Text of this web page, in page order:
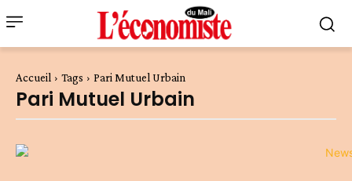
Accueil Tags Pari Mutuel Urbain
Pari Mutuel Urbain